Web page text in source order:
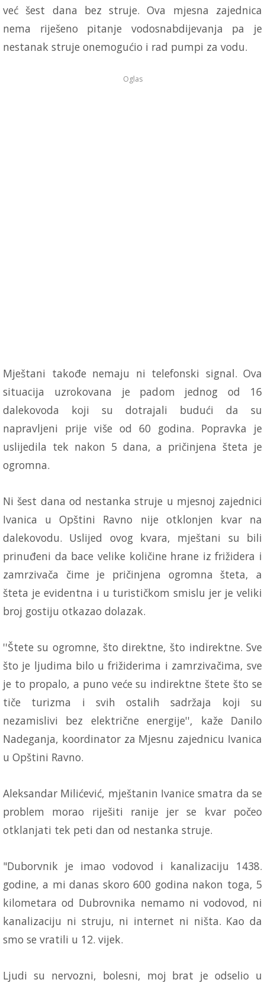
već šest dana bez struje. Ova mjesna zajednica
nema riješeno pitanje vodosnabdijevanja pa je
nestanak struje onemogućio i rad pumpi za vodu.
Oglas
Mještani takođe nemaju ni telefonski signal. Ova
situacija uzrokovana je padom jednog od 16
dalekovoda koji su dotrajali budući da su
napravljeni prije više od 60 godina. Popravka je
uslijedila tek nakon 5 dana, a pričinjena šteta je
ogromna.
Ni šest dana od nestanka struje u mjesnoj zajednici
Ivanica u Opštini Ravno nije otklonjen kvar na
dalekovodu. Uslijed ovog kvara, mještani su bili
prinuđeni da bace velike količine hrane iz frižidera i
zamrzivača čime je pričinjena ogromna šteta, a
šteta je evidentna i u turističkom smislu jer je veliki
broj gostiju otkazao dolazak.
''Štete su ogromne, što direktne, što indirektne. Sve
što je ljudima bilo u frižiderima i zamrzivačima, sve
je to propalo, a puno veće su indirektne štete što se
tiče turizma i svih ostalih sadržaja koji su
nezamislivi bez električne energije'', kaže Danilo
Nadeganja, koordinator za Mjesnu zajednicu Ivanica
u Opštini Ravno.
Aleksandar Milićević, mještanin Ivanice smatra da se
problem morao riješiti ranije jer se kvar počeo
otklanjati tek peti dan od nestanka struje.
"Duborvnik je imao vodovod i kanalizaciju 1438.
godine, a mi danas skoro 600 godina nakon toga, 5
kilometara od Dubrovnika nemamo ni vodovod, ni
kanalizaciju ni struju, ni internet ni ništa. Kao da
smo se vratili u 12. vijek.
Ljudi su nervozni, bolesni, moj brat je odselio u